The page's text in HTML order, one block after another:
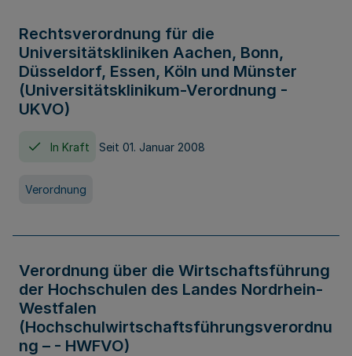
Rechtsverordnung für die
Universitätskliniken Aachen, Bonn,
Düsseldorf, Essen, Köln und Münster
(Universitätsklinikum-Verordnung -
UKVO)
In Kraft Seit 01. Januar 2008
Verordnung
Verordnung über die Wirtschaftsführung
der Hochschulen des Landes Nordrhein-
Westfalen
(Hochschulwirtschaftsführungsverordnu
ng – - HWFVO)